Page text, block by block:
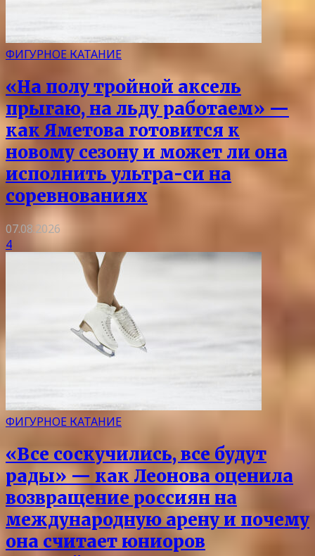
ФИГУРНОЕ КАТАНИЕ
«На полу тройной аксель
прыгаю, на льду работаем» —
как Яметова готовится к
новому сезону и может ли она
исполнить ультра-си на
соревнованиях
07.08.2026
4
ФИГУРНОЕ КАТАНИЕ
«Все соскучились, все будут
рады» — как Леонова оценила
возвращение россиян на
международную арену и почему
она считает юниоров